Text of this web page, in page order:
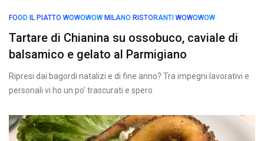
FOOD IL PIATTO WOWOWOW MILANO RISTORANTI WOWOWOW
Tartare di Chianina su ossobuco, caviale di
balsamico e gelato al Parmigiano
Ripresi dai bagordi natalizi e di fine anno? Tra impegni lavorativi e
personali vi ho un po’ trascurati e spero